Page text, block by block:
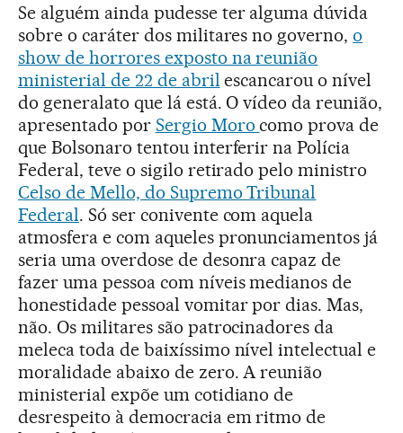
Se alguém ainda pudesse ter alguma dúvida
sobre o caráter dos militares no governo,o
show de horrores exposto na reunião
ministerial de 22 de abril escancarou o nível
do generalato que lá está. O vídeo da reunião,
apresentado por Sergio Morocomo prova de
que Bolsonaro tentou interferir na Polícia
Federal, teve o sigilo retirado pelo ministro
Celso de Mello, do Supremo Tribunal
Federal. Só ser conivente com aquela
atmosfera e com aqueles pronunciamentos já
seria uma overdose de desonra capaz de
fazer uma pessoa com níveis medianos de
honestidade pessoal vomitar por dias. Mas,
não. Os militares são patrocinadores da
meleca toda de baixíssimo nível intelectual e
moralidade abaixo de zero. A reunião
ministerial expõe um cotidiano de
desrespeito à democracia em ritmo de